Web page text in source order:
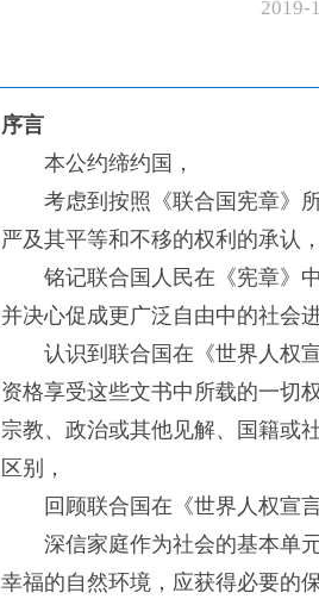
2019-
序言
本公约缔约国，
考虑到按照《联合国宪章》所
严及其平等和不移的权利的承认
铭记联合国人民在《宪章》中
并决心促成更广泛自由中的社会
认识到联合国在《世界人权宣
资格享受这些文书中所载的一切
宗教、政治或其他见解、国籍或
区别，
回顾联合国在《世界人权宣言
深信家庭作为社会的基本单元
幸福的自然环境，应获得必要的